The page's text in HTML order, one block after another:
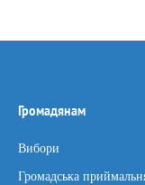
Громадянам
Вибори
Громадська